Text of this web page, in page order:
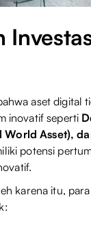
aset digital
inovatif seperti
World Asset),
potensi
karena itu,